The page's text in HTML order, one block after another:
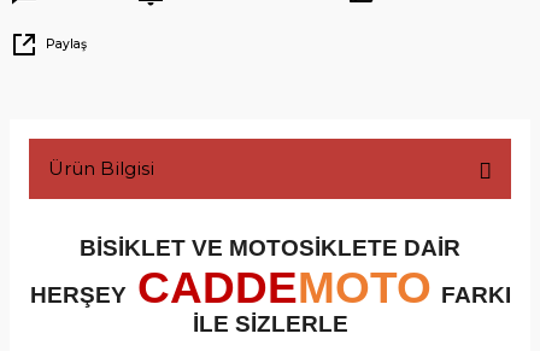
Paylaş
Ürün Bilgisi
BİSİKLET VE MOTOSİKLETE DAİR
HERŞEY CADDEMOTO FARKI
İLE SİZLERLE